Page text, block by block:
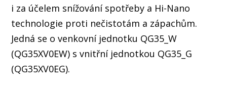
i za účelem snížování spotřeby a Hi-Nano
technologie proti nečistotám a zápachům.
Jedná se o venkovní jednotku QG35_W
(QG35XV0EW) s vnitřní jednotkou QG35_G
(QG35XV0EG).